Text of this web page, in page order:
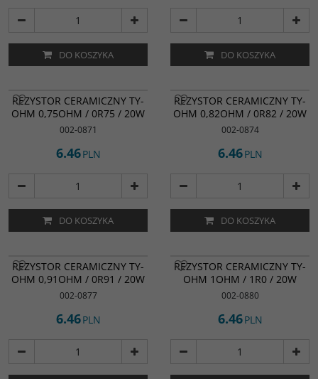
DO KOSZYKA DO KOSZYKA
REZYSTOR CERAMICZNY TY-
OHM 0,75OHM / 0R75 / 20W
002-0871
6.46PLN
DO KOSZYKA
REZYSTOR CERAMICZNY TY-
OHM 0,82OHM / 0R82 / 20W
002-0874
6.46PLN
DO KOSZYKA
REZYSTOR CERAMICZNY TY-
OHM 0,91OHM / 0R91 / 20W
002-0877
6.46PLN
REZYSTOR CERAMICZNY TY-
OHM 1OHM / 1R0 / 20W
002-0880
6.46PLN